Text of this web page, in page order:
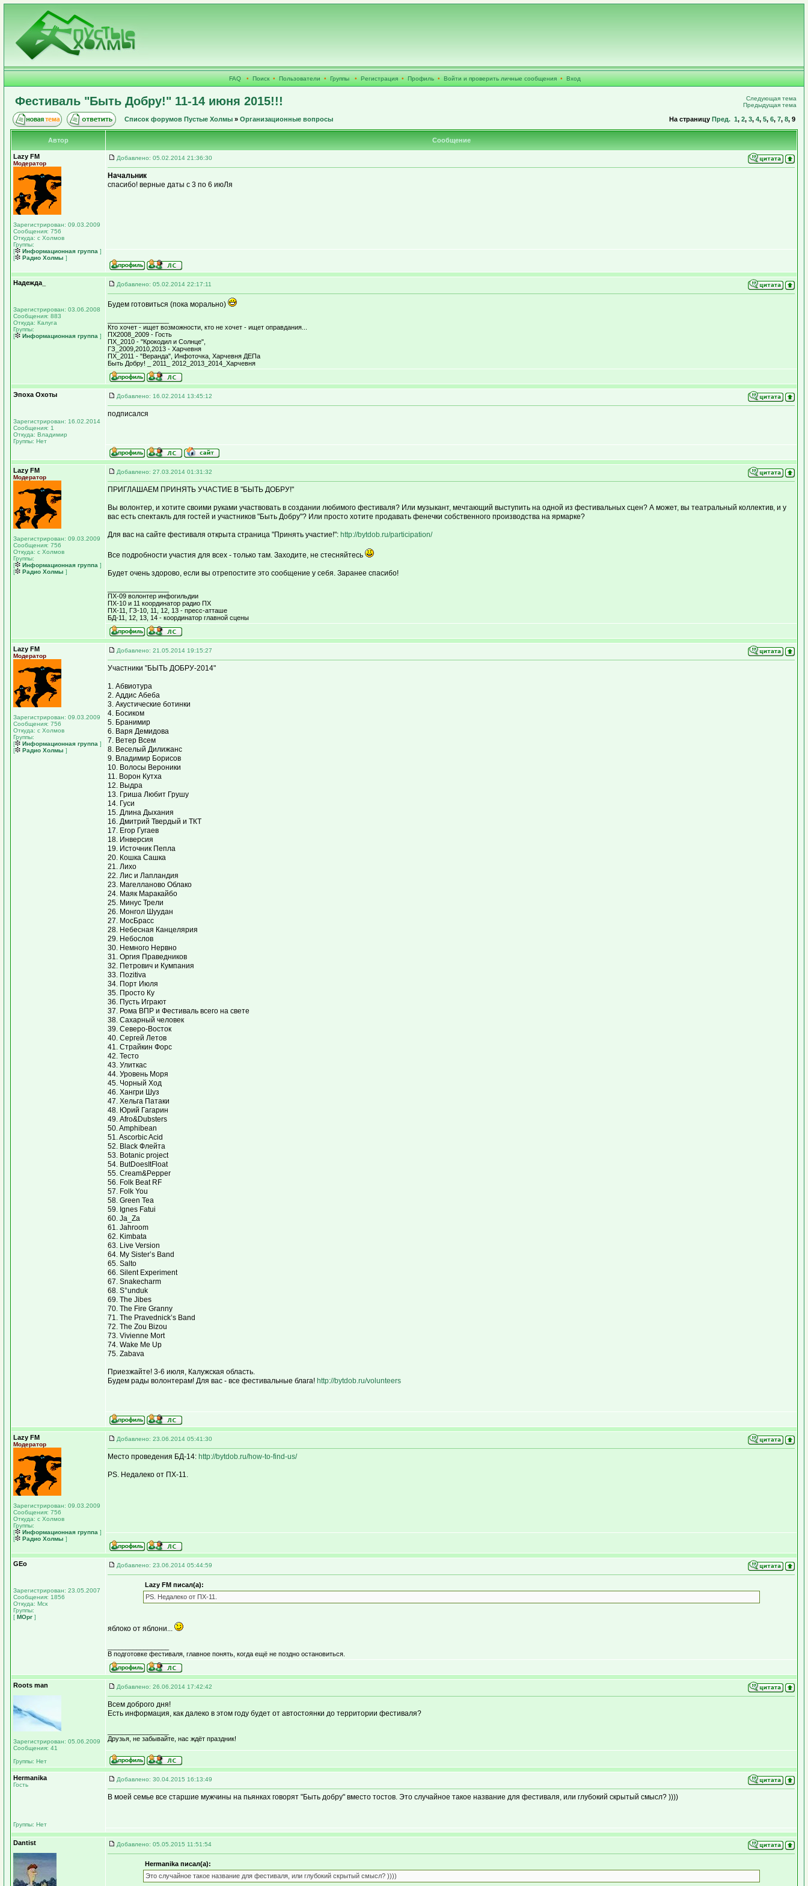
FAQ • Поиск • Пользователи • Группы • Регистрация • Профиль • Войти и проверить личные сообщения • Вход
Фестиваль "Быть Добру!" 11-14 июня 2015!!!
Следующая тема
Предыдущая тема
Список форумов Пустые Холмы » Организационные вопросы На страницу Пред. 1, 2, 3, 4, 5, 6, 7, 8, 9
Автор Сообщение
Lazy FM
Модератор
Зарегистрирован: 09.03.2009
Сообщения: 756
Откуда: с Холмов
Группы:
[
Информационная группа ]
[
Радио Холмы ]
Добавлено: 05.02.2014 21:36:30
Начальник
спасибо! верные даты с 3 по 6 июЛя
Надежда_
Зарегистрирован: 03.06.2008
Сообщения: 883
Откуда: Калуга
Группы:
[
Информационная группа ]
Добавлено: 05.02.2014 22:17:11
Будем готовиться (пока морально)
Кто хочет - ищет возможности, кто не хочет - ищет оправдания...
ПХ2008_2009 - Гость
ПХ_2010 - "Крокодил и Солнце",
ГЗ_2009,2010,2013 - Харчевня
ПХ_2011 - "Веранда", Инфоточка, Харчевня ДЕПа
Быть Добру! _ 2011_ 2012_2013_2014_Харчевня
Эпоха Охоты
Зарегистрирован: 16.02.2014
Сообщения: 1
Откуда: Владимир
Группы: Нет
Добавлено: 16.02.2014 13:45:12
подписался
Lazy FM
Модератор
Зарегистрирован: 09.03.2009
Сообщения: 756
Откуда: с Холмов
Группы:
[
Информационная группа ]
[
Радио Холмы ]
Добавлено: 27.03.2014 01:31:32
ПРИГЛАШАЕМ ПРИНЯТЬ УЧАСТИЕ В "БЫТЬ ДОБРУ!"
Вы волонтер, и хотите своими руками участвовать в создании любимого фестиваля? Или музыкант, мечтающий выступить на одной из фестивальных сцен? А может, вы театральный коллектив, и у
вас есть спектакль для гостей и участников "Быть Добру"? Или просто хотите продавать фенечки собственного производства на ярмарке?
Для вас на сайте фестиваля открыта страница "Принять участие!": http://bytdob.ru/participation/
Все подробности участия для всех - только там. Заходите, не стесняйтесь
Будет очень здорово, если вы отрепостите это сообщение у себя. Заранее спасибо!
ПХ-09 волонтер инфогильдии
ПХ-10 и 11 координатор радио ПХ
ПХ-11, ГЗ-10, 11, 12, 13 - пресс-атташе
БД-11, 12, 13, 14 - координатор главной сцены
Lazy FM
Модератор
Зарегистрирован: 09.03.2009
Сообщения: 756
Откуда: с Холмов
Группы:
[
Информационная группа ]
[
Радио Холмы ]
Добавлено: 21.05.2014 19:15:27
Участники "БЫТЬ ДОБРУ-2014"
1. Абвиотура
2. Аддис Абеба
3. Акустические ботинки
4. Босиком
5. Бранимир
6. Варя Демидова
7. Ветер Всем
8. Веселый Дилижанс
9. Владимир Борисов
10. Волосы Вероники
11. Ворон Кутха
12. Выдра
13. Гриша Любит Грушу
14. Гуси
15. Длина Дыхания
16. Дмитрий Твердый и ТКТ
17. Егор Гугаев
18. Инверсия
19. Источник Пепла
20. Кошка Сашка
21. Лихо
22. Лис и Лапландия
23. Магелланово Облако
24. Маяк Маракайбо
25. Минус Трели
26. Монгол Шуудан
27. МосБрасс
28. Небесная Канцелярия
29. Небослов
30. Немного Нервно
31. Оргия Праведников
32. Петрович и Кумпания
33. Пozitiva
34. Порт Июля
35. Просто Ку
36. Пусть Играют
37. Рома ВПР и Фестиваль всего на свете
38. Сахарный человек
39. Северо-Восток
40. Сергей Летов
41. Страйкин Форс
42. Тесто
43. Улиткас
44. Уровень Моря
45. Чорный Ход
46. Хангри Шуз
47. Хельга Патаки
48. Юрий Гагарин
49. Afro&Dubsters
50. Amphibean
51. Ascorbic Acid
52. Black Флейта
53. Botanic project
54. ButDoesItFloat
55. Cream&Pepper
56. Folk Beat RF
57. Folk You
58. Green Tea
59. Ignes Fatui
60. Ja_Za
61. Jahroom
62. Kimbata
63. Live Version
64. My Sister’s Band
65. Salto
66. Silent Experiment
67. Snakecharm
68. S°unduk
69. The Jibes
70. The Fire Granny
71. The Pravednick’s Band
72. The Zou Bizou
73. Vivienne Mort
74. Wake Me Up
75. Zabava
Приезжайте! 3-6 июля, Калужская область.
Будем рады волонтерам! Для вас - все фестивальные блага! http://bytdob.ru/volunteers
Lazy FM
Модератор
Зарегистрирован: 09.03.2009
Сообщения: 756
Откуда: с Холмов
Группы:
[
Информационная группа ]
[
Радио Холмы ]
Добавлено: 23.06.2014 05:41:30
Место проведения БД-14: http://bytdob.ru/how-to-find-us/
PS. Недалеко от ПХ-11.
GEo
Зарегистрирован: 23.05.2007
Сообщения: 1856
Откуда: Мск
Группы:
[ МОрг ]
Добавлено: 23.06.2014 05:44:59
Lazy FM писал(а):
PS. Недалеко от ПХ-11.
яблоко от яблони...
В подготовке фестиваля, главное понять, когда ещё не поздно остановиться.
Roots man
Зарегистрирован: 05.06.2009
Сообщения: 41
Группы: Нет
Добавлено: 26.06.2014 17:42:42
Всем доброго дня!
Есть информация, как далеко в этом году будет от автостоянки до территории фестиваля?
Друзья, не забывайте, нас ждёт праздник!
Hermanika
Гость
Группы: Нет
Добавлено: 30.04.2015 16:13:49
В моей семье все старшие мужчины на пьянках говорят "Быть добру" вместо тостов. Это случайное такое название для фестиваля, или глубокий скрытый смысл? ))))
Dantist Добавлено: 05.05.2015 11:51:54
Hermanika писал(а):
Это случайное такое название для фестиваля, или глубокий скрытый смысл? ))))